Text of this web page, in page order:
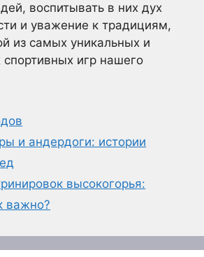
воспитывать в них дух
и уважение к традициям,
из самых уникальных и
спортивных игр нашего
и андердоги: истории
высокогорья:
важно?